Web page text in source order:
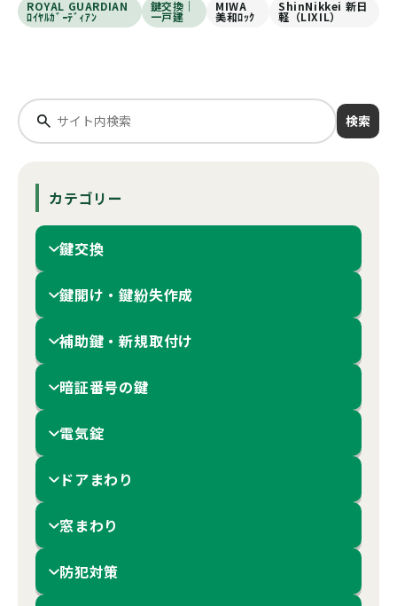
ROYAL GUARDIAN
ﾛｲﾔﾙｶﾞｰﾃﾞｨｱﾝ
鍵交換｜
一戸建
MIWA
美和ﾛｯｸ
ShinNikkei 新日
軽（LIXIL）
検索
カテゴリー
鍵交換
鍵開け・鍵紛失作成
補助鍵・新規取付け
暗証番号の鍵
電気錠
ドアまわり
窓まわり
防犯対策